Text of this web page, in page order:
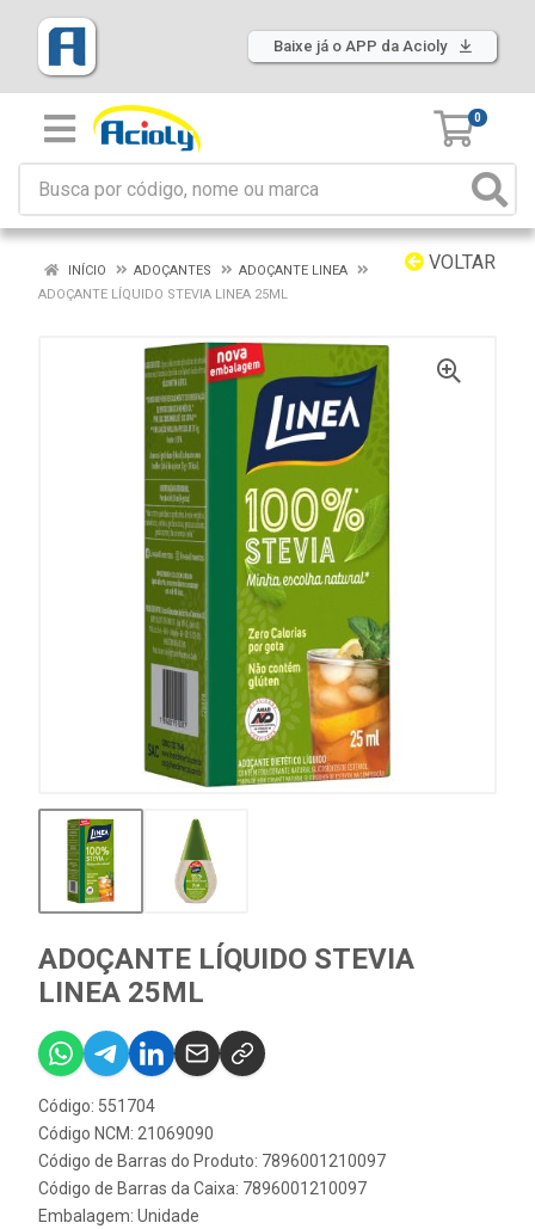
Baixe já o APP da Acioly
0
VOLTAR
INÍCIO ADOÇANTES
ADOÇANTE LINEA
ADOÇANTE LÍQUIDO STEVIA LINEA 25ML
ADOÇANTE LÍQUIDO STEVIA
LINEA 25ML
Código: 551704
Código NCM: 21069090
Código de Barras do Produto: 7896001210097
Código de Barras da Caixa: 7896001210097
Embalagem: Unidade